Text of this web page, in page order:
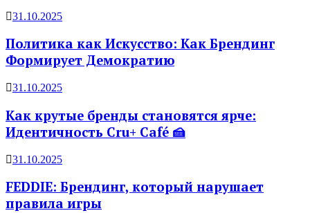
31.10.2025
Политика как Искусство: Как Брендинг
Формирует Демократию
31.10.2025
Как крутые бренды становятся ярче:
Идентичность Cru+ Café 🍰
31.10.2025
FEDDIE: Брендинг, который нарушает
правила игры